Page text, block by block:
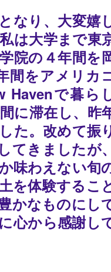
なり、大変嬉
は大学まで東
院の４年間を
間をアメリカ
Havenで暮ら
に滞在し、昨
た。改めて振
てきましたが、
味わえない旬
を体験するこ
かなものにし
心から感謝し